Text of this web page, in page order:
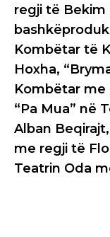
regji të Bekim
Kombëtar të
Hoxha,
Kombëtar me
“Pa Mua” në
Alban
me regji të
Teatrin Oda